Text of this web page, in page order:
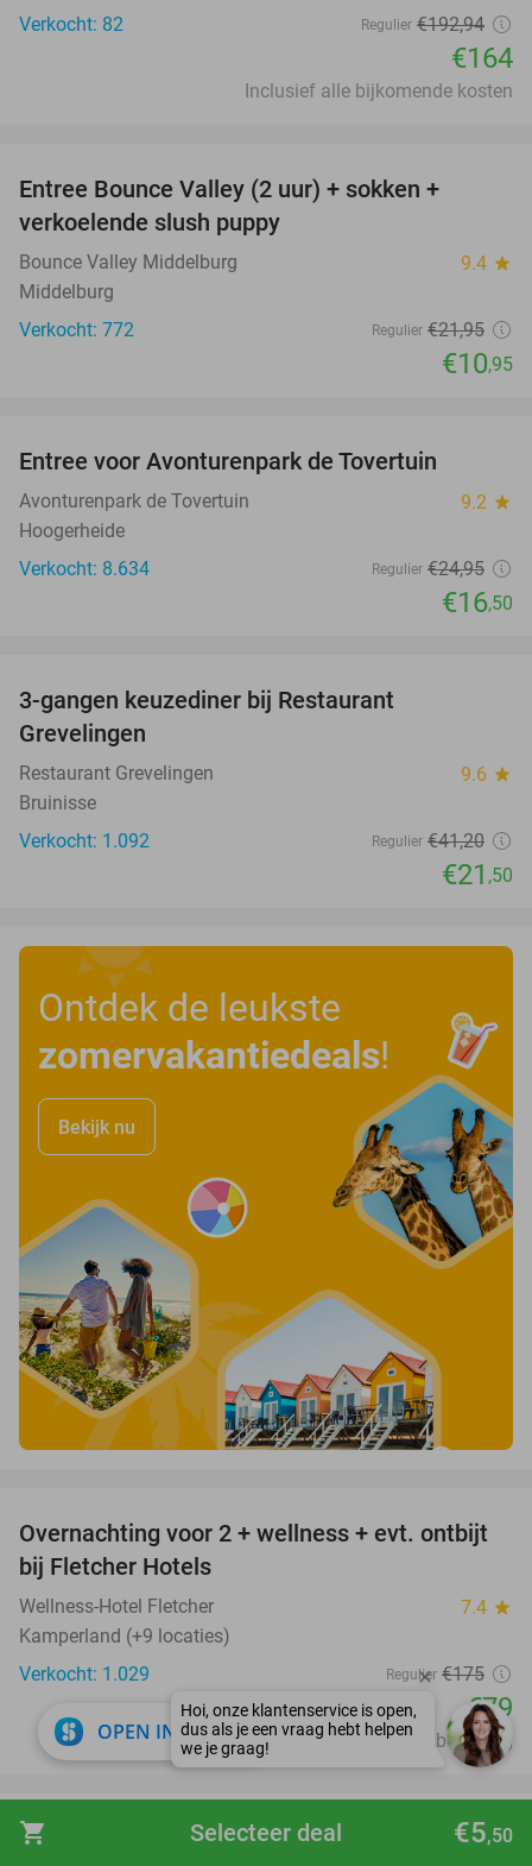
shopping_cart €5,50
Selecteer deal
Verkocht: 82
Regulier €192,94
€164
Inclusief alle bijkomende kosten
Entree Bounce Valley (2 uur) + sokken +
verkoelende slush puppy
Bounce Valley Middelburg 9.4 star
Middelburg
Verkocht: 772
Regulier €21,95
€10,95
Entree voor Avonturenpark de Tovertuin
Avonturenpark de Tovertuin 9.2 star
Hoogerheide
Verkocht: 8.634
Regulier €24,95
€16,50
3-gangen keuzediner bij Restaurant
Grevelingen
Restaurant Grevelingen 9.6 star
Bruinisse
Verkocht: 1.092
Regulier €41,20
€21 ,50
Ontdek de leukste
zomervakantiedeals!
Bekijk nu
55%
Overnachting voor 2 + wellness + evt. ontbijt
bij Fletcher Hotels
Wellness-Hotel Fletcher 7.4 star
Kamperland (+9 locaties)
Verkocht: 1.029
Regulier €175
€79
Excl. ca. €3 p.p.p.n. toeristenbelasting
Midweek of weekend weg voor 2 tot 4
OPEN IN APP close